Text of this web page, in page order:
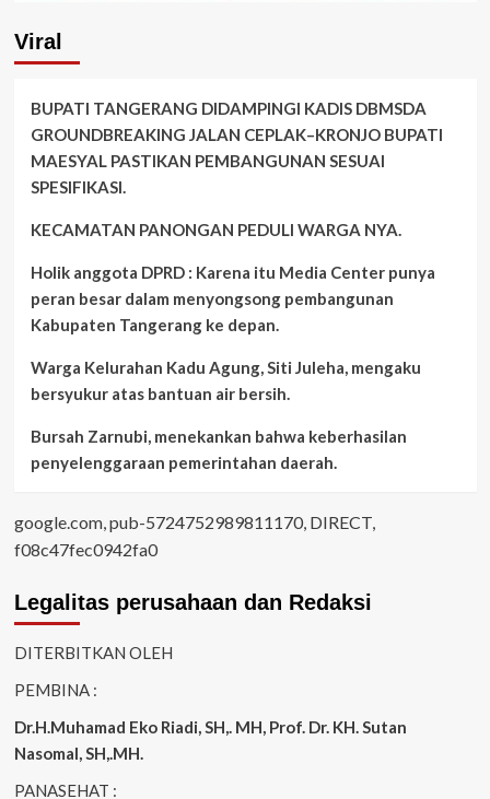
Viral
BUPATI TANGERANG DIDAMPINGI KADIS DBMSDA
GROUNDBREAKING JALAN CEPLAK–KRONJO BUPATI
MAESYAL PASTIKAN PEMBANGUNAN SESUAI
SPESIFIKASI.
KECAMATAN PANONGAN PEDULI WARGA NYA.
Holik anggota DPRD : Karena itu Media Center punya
peran besar dalam menyongsong pembangunan
Kabupaten Tangerang ke depan.
Warga Kelurahan Kadu Agung, Siti Juleha, mengaku
bersyukur atas bantuan air bersih.
Bursah Zarnubi, menekankan bahwa keberhasilan
penyelenggaraan pemerintahan daerah.
google.com, pub-5724752989811170, DIRECT,
f08c47fec0942fa0
Legalitas perusahaan dan Redaksi
DITERBITKAN OLEH
PEMBINA :
Dr.H.Muhamad Eko Riadi, SH,. MH, Prof. Dr. KH. Sutan
Nasomal, SH,.MH.
PANASEHAT :